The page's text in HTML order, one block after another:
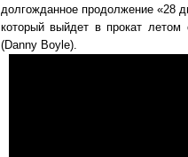
долгожданное продолжение «28
который выйдет в прокат
(Danny Boyle).